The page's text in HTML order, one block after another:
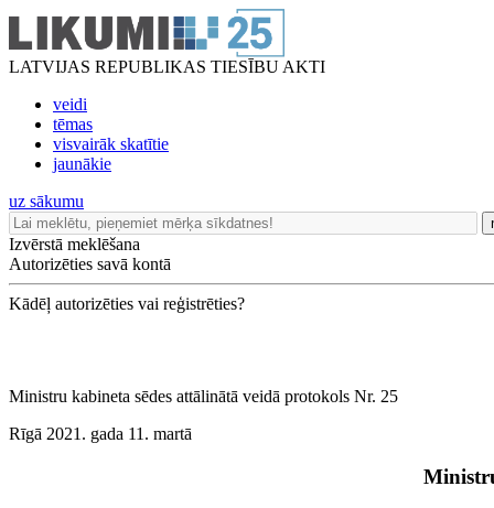
LATVIJAS REPUBLIKAS TIESĪBU AKTI
veidi
tēmas
visvairāk skatītie
jaunākie
uz sākumu
Izvērstā meklēšana
Autorizēties savā kontā
Kādēļ autorizēties vai reģistrēties?
Ministru kabineta sēdes attālinātā veidā protokols Nr. 25
Rīgā 2021. gada 11. martā